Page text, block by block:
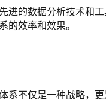
进的数据分析技术和
的效率和效果。
系不仅是一种战略，